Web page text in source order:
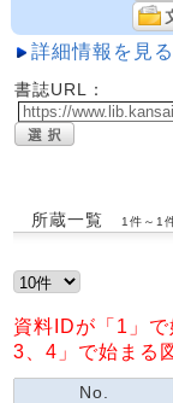
詳細情報を見る
書誌URL：
所蔵一覧 1件～1
資料IDが「1」で
3、4」で始まる
No.